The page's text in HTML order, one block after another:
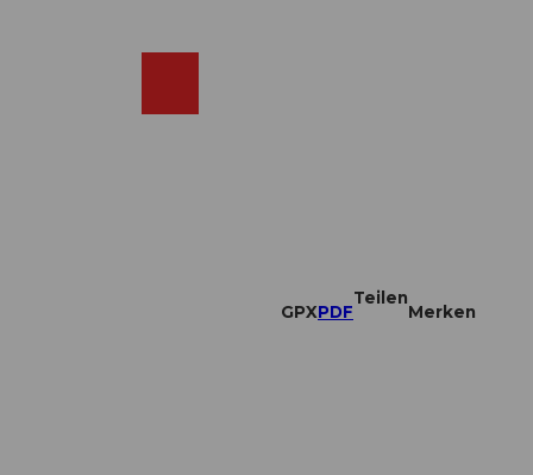
GPXPDF
Teilen
Merken